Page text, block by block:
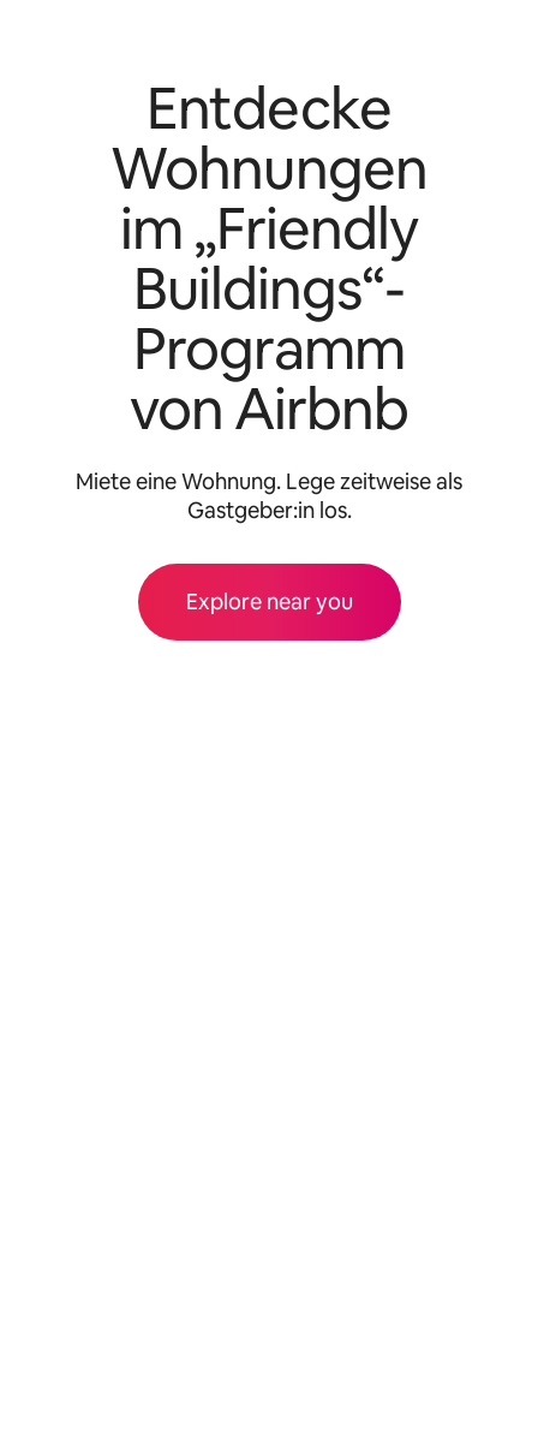
Entdecke
Wohnungen
im „Friendly
Buildings“-
Programm
von Airbnb
Miete eine Wohnung. Lege zeitweise als
Gastgeber:in los.
Explore near you